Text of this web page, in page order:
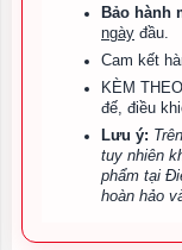
Bảo hành
ngày đầu.
Cam kết
KÈM
đế, điều
Lưu ý:
tuy nhiên
phẩm tại
hoàn hảo